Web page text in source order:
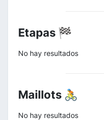
Etapas 🏁
No hay resultados
Maillots 🚴
No hay resultados